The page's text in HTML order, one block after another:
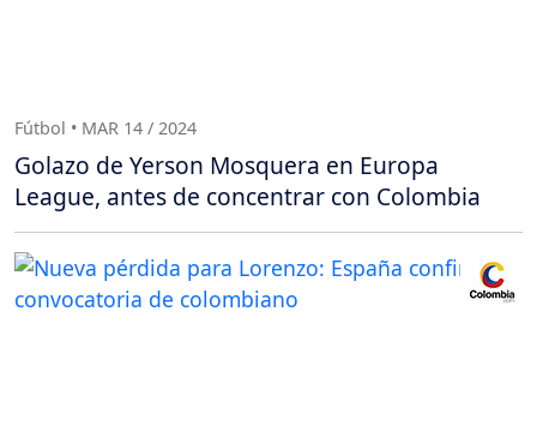
Fútbol • MAR 14 / 2024
Golazo de Yerson Mosquera en Europa
League, antes de concentrar con Colombia